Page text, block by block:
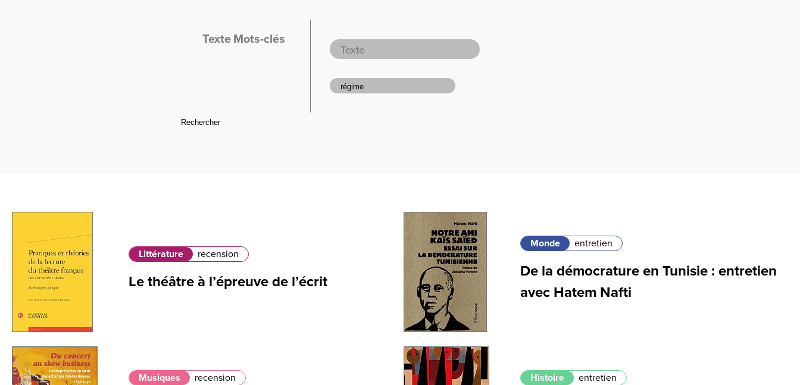
Texte Mots-clés
Littérature recension
Le théâtre à l’épreuve de l’écrit
Monde entretien
De la démocrature en Tunisie : entretien
avec Hatem Nafti
Musiques recension Histoire entretien